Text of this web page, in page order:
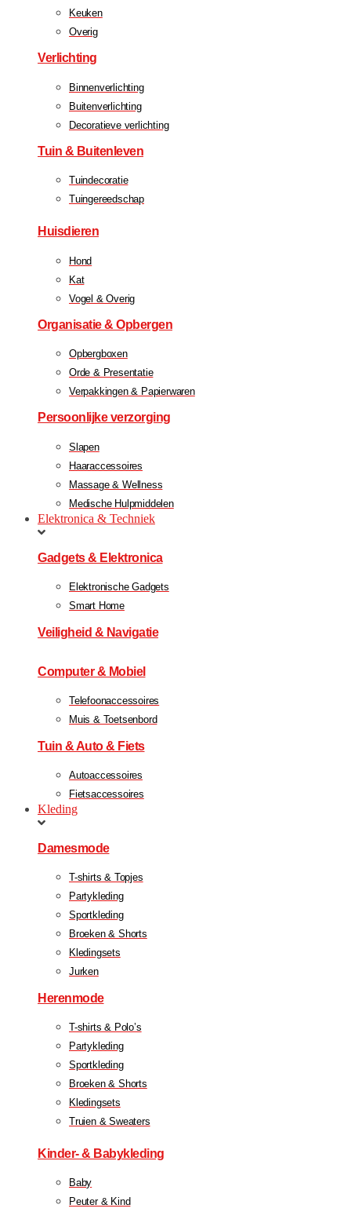
Keuken
Overig
Verlichting
Binnenverlichting
Buitenverlichting
Decoratieve verlichting
Tuin & Buitenleven
Tuindecoratie
Tuingereedschap
Huisdieren
Hond
Kat
Vogel & Overig
Organisatie & Opbergen
Opbergboxen
Orde & Presentatie
Verpakkingen & Papierwaren
Persoonlijke verzorging
Slapen
Haaraccessoires
Massage & Wellness
Medische Hulpmiddelen
Elektronica & Techniek
Gadgets & Elektronica
Elektronische Gadgets
Smart Home
Veiligheid & Navigatie
Computer & Mobiel
Telefoonaccessoires
Muis & Toetsenbord
Tuin & Auto & Fiets
Autoaccessoires
Fietsaccessoires
Kleding
Damesmode
T-shirts & Topjes
Partykleding
Sportkleding
Broeken & Shorts
Kledingsets
Jurken
Herenmode
T-shirts & Polo’s
Partykleding
Sportkleding
Broeken & Shorts
Kledingsets
Truien & Sweaters
Kinder- & Babykleding
Baby
Peuter & Kind